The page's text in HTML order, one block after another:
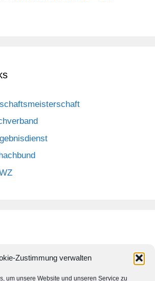
Zustimmung verwalten
um unsere Website und unseren Service zu